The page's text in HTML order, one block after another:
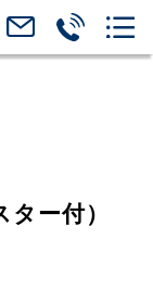
ター付）